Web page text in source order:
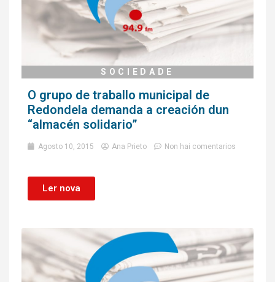
SOCIEDADE
O grupo de traballo municipal de
Redondela demanda a creación dun
“almacén solidario”
Agosto 10, 2015 Ana Prieto Non hai comentarios
Ler nova